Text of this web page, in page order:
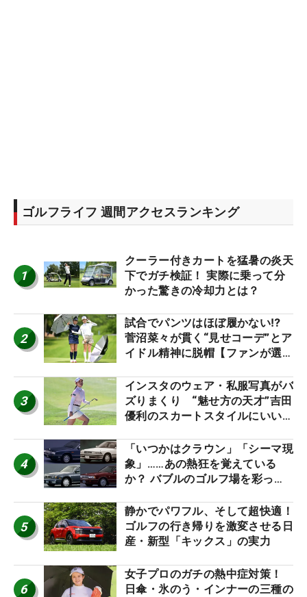
ゴルフライフ 週間アクセスランキング
1
クーラー付きカートを猛暑の炎天
下でガチ検証！ 実際に乗って分
かった驚きの冷却力とは？
2
試合でパンツはほぼ履かない⁉
菅沼菜々が貫く“見せコーデ”とア
イドル精神に脱帽【ファンが選ぶ
3
インスタのウェア・私服写真がバ
ズりまくり “魅せ方の天才”吉田
優利のスカートスタイルにいい
4
「いつかはクラウン」「シーマ現
象」……あの熱狂を覚えている
か？ バブルのゴルフ場を彩った
5
静かでパワフル、そして超快適！
ゴルフの行き帰りを激変させる日
産・新型「キックス」の実力
6
女子プロのガチの熱中症対策！
日傘・氷のう・インナーの三種の